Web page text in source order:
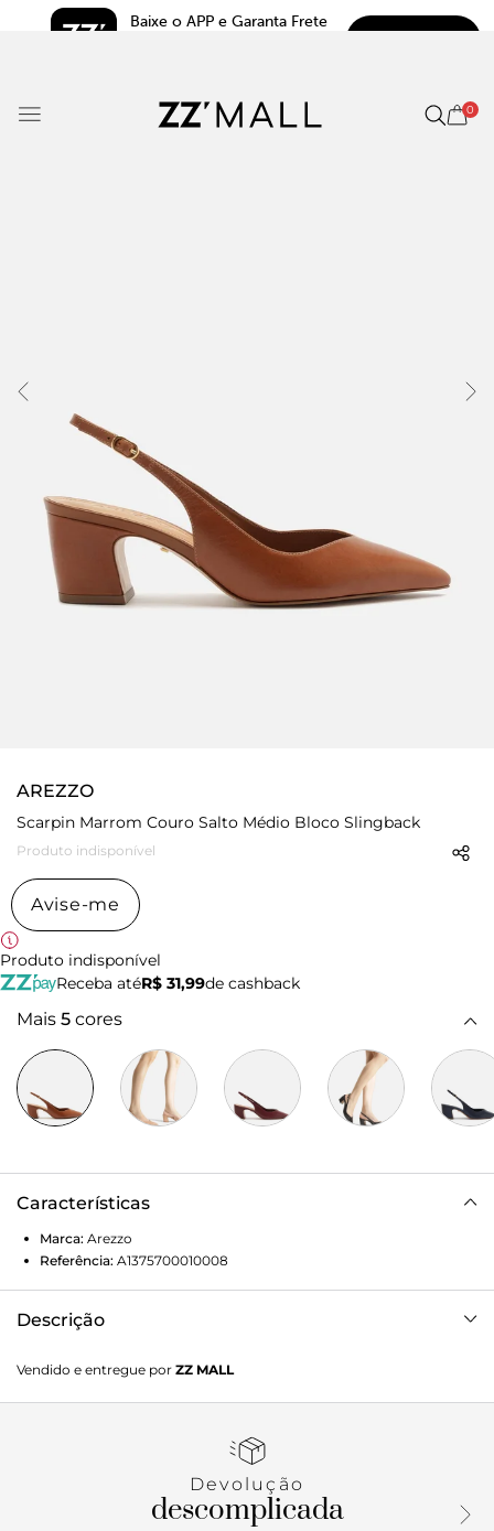
Baixe o APP e Garanta Frete
0
AREZZO
Scarpin Marrom Couro Salto Médio Bloco Slingback
Produto indisponível
Avise-me
Produto indisponível
Receba atéR$ 31,99de cashback
Mais 5 cores
Características
Marca: Arezzo
Referência: A1375700010008
Descrição
médio bloco e formato fino na ponta. Traz recorte em V na
parte superior, que valoriza o pé, e tira fina que envolve o
palmilha da cor do sapato e inscrição do nome da marca.
Vendido e entregue por ZZ MALL
Devolução
descomplicada